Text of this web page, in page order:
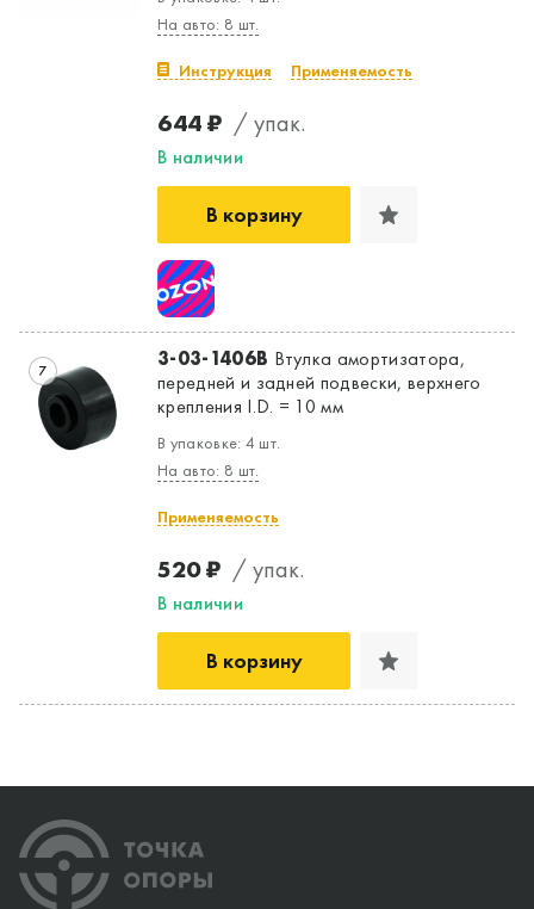
На авто: 8 шт.
Инструкция Применяемость
644 ₽ / упак.
В наличии
В корзину
7 3-03-1406B Втулка амортизатора,
передней и задней подвески, верхнего
крепления I.D. = 10 мм
В упаковке: 4 шт.
На авто: 8 шт.
Применяемость
520 ₽ / упак.
В наличии
В корзину